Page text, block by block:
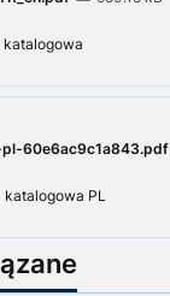
60e6ac9c1a843.pdf
katalogowa PL